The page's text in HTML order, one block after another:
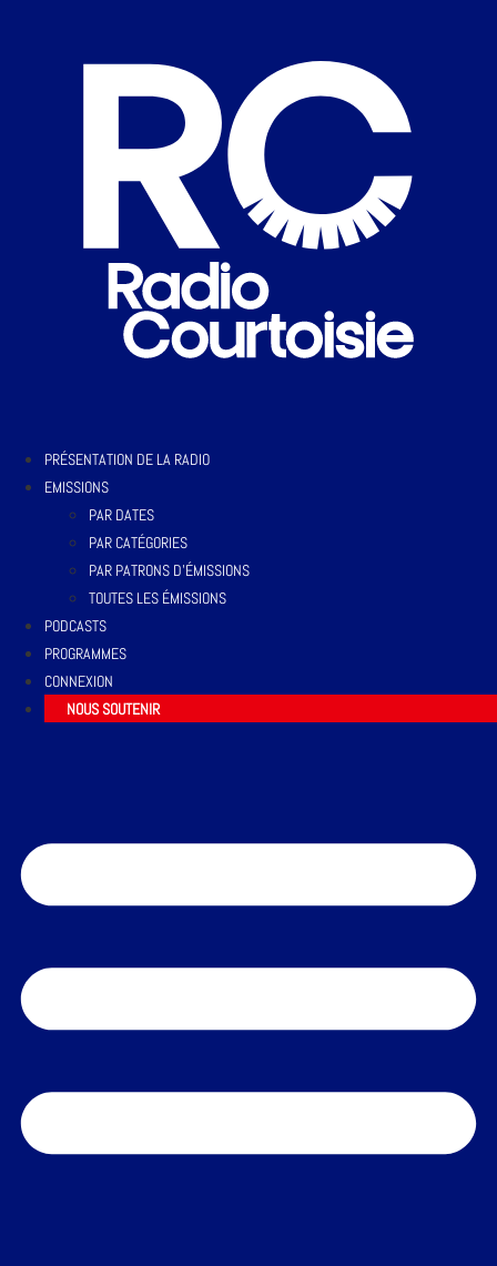
PRÉSENTATION DE LA RADIO
EMISSIONS
PAR DATES
PAR CATÉGORIES
PAR PATRONS D’ÉMISSIONS
TOUTES LES ÉMISSIONS
PODCASTS
PROGRAMMES
CONNEXION
NOUS SOUTENIR